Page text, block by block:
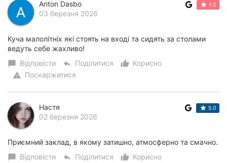
Anton Dasbo
03 березня 2026
1.0
Куча малолітніх які стоять на вході та сидять за столами
ведуть себе жахливо!
chat_bubble Відповісти reply Поділитися thumb_up_alt
Корисно
warning Поскаржитися
Настя
02 березня 2026
5.0
Приємний заклад, в якому затишно, атмосферно та смачно.
chat_bubble Відповісти reply Поділитися thumb_up_alt
Корисно